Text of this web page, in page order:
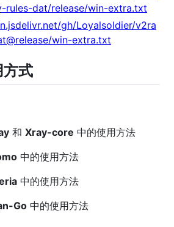
rules-dat/release/win-extra.txt
gh/Loyalsoldier/v2ra
win-extra.txt
方式
和 Xray-core 中的使用方法
中的使用方法
中的使用方法
Go中的使用方法